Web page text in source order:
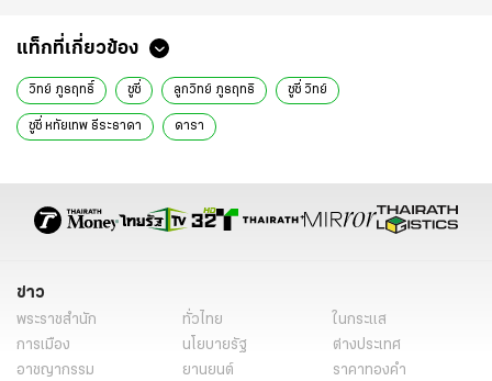
แท็กที่เกี่ยวข้อง
วิทย์ ภูธฤทธิ์ ซูซี่ ลูกวิทย์ ภูธฤทธิ ซูซี่ วิทย์
ซูซี่ หทัยเทพ ธีระธาดา ดารา
ข่าว
พระราชสำนัก ทั่วไทย
ในกระแส
การเมือง
นโยบายรัฐ
ต่างประเทศ
อาชญากรรม
ยานยนต์
ราคาทองคำ